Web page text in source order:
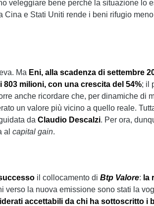
veleggiare bene perché la situazione lo
Cina e Stati Uniti rende i beni rifugio
Ma Eni, alla scadenza di settembre
milioni, con una crescita del 54%; il
anche ricordare che, per dinamiche di
un valore più vicino a quello reale.
da Claudio Descalzi. Per ora,
al capital gain.
il collocamento di Btp Valore: la
verso la nuova emissione sono stati la
accettabili da chi ha sottoscritto i